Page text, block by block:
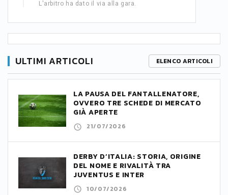
L'arbitro ha dato il via alla gara.
ULTIMI ARTICOLI ELENCO ARTICOLI
LA PAUSA DEL FANTALLENATORE,
OVVERO TRE SCHEDE DI MERCATO
GIÀ APERTE
21/07/2026
DERBY D’ITALIA: STORIA, ORIGINE
DEL NOME E RIVALITÀ TRA
JUVENTUS E INTER
10/07/2026